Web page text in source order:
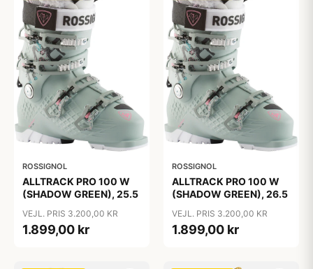
ROSSIGNOL
ALLTRACK PRO 100 W
(SHADOW GREEN), 25.5
VEJL. PRIS 3.200,00 KR
1.899,00 kr
ROSSIGNOL
ALLTRACK PRO 100 W
(SHADOW GREEN), 26.5
VEJL. PRIS 3.200,00 KR
1.899,00 kr